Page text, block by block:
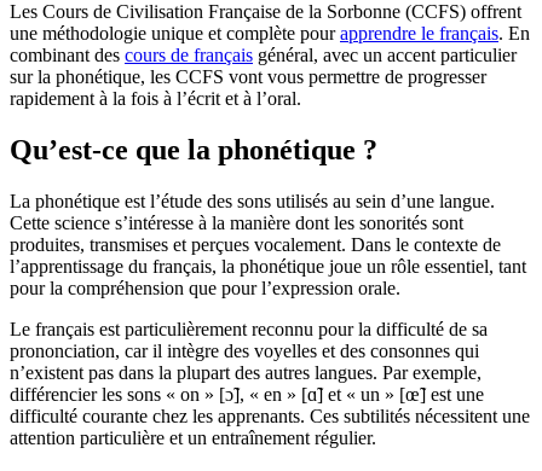
Les Cours de Civilisation Française de la Sorbonne (CCFS) offrent
une méthodologie unique et complète pourapprendre le français. En
combinant des cours de français général, avec un accent particulier
sur la phonétique, les CCFS vont vous permettre de progresser
rapidement à la fois à l’écrit et à l’oral.
Qu’est-ce que la phonétique ?
La phonétique est l’étude des sons utilisés au sein d’une langue.
Cette science s’intéresse à la manière dont les sonorités sont
produites, transmises et perçues vocalement. Dans le contexte de
l’apprentissage du français, la phonétique joue un rôle essentiel, tant
pour la compréhension que pour l’expression orale.
Le français est particulièrement reconnu pour la difficulté de sa
prononciation, car il intègre des voyelles et des consonnes qui
n’existent pas dans la plupart des autres langues. Par exemple,
différencier les sons « on » [ɔ̃], « en » [ɑ̃] et « un » [œ̃] est une
difficulté courante chez les apprenants. Ces subtilités nécessitent une
attention particulière et un entraînement régulier.